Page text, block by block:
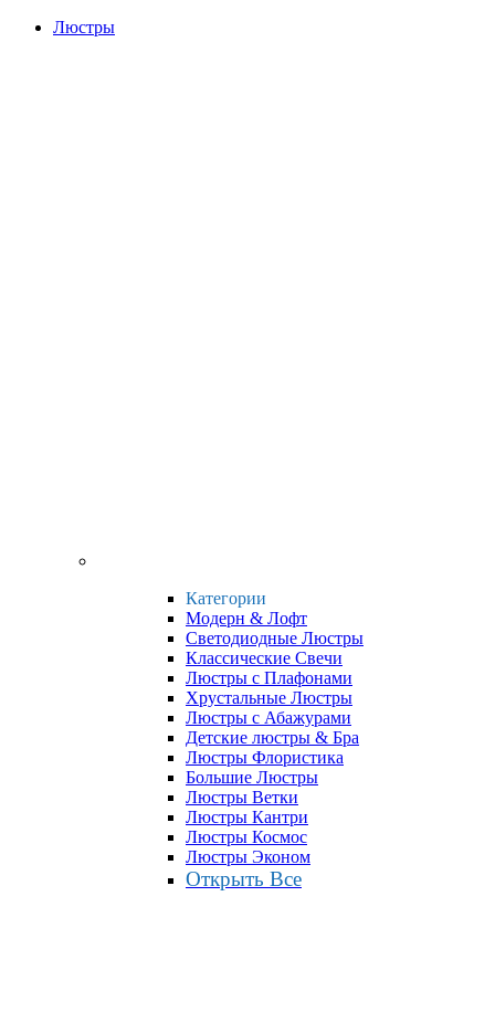
Люстры
Категории
Модерн & Лофт
Светодиодные Люстры
Классические Свечи
Люстры с Плафонами
Хрустальные Люстры
Люстры с Абажурами
Детские люстры & Бра
Люстры Флористика
Большие Люстры
Люстры Ветки
Люстры Кантри
Люстры Космос
Люстры Эконом
Открыть Все